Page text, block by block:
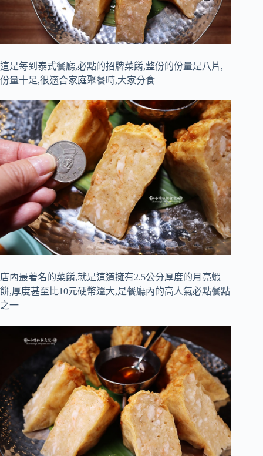
這是每到泰式餐廳,必點的招牌菜餚,整份的份量是八片,
份量十足,很適合家庭聚餐時,大家分食
店內最著名的菜餚,就是這道擁有2.5公分厚度的月亮蝦
餅,厚度甚至比10元硬幣還大,是餐廳內的高人氣必點餐點
之一